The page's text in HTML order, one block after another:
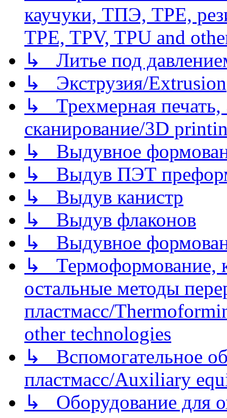
каучуки, ТПЭ, TPE,
TPE, TPV, TPU and
↳ Литье под
↳ Экструзия/Extrusion
↳ Трехмерная
сканирование/3D
↳ Выдувное
↳ Выдув ПЭТ
↳ Выдув канистр
↳ Выдув флаконов
↳ Выдувное
↳ Термоформование,
остальные методы
пластмасс/
other technologies
↳ Вспомогательное
пластмасс/Auxiliary
↳ Оборудование для